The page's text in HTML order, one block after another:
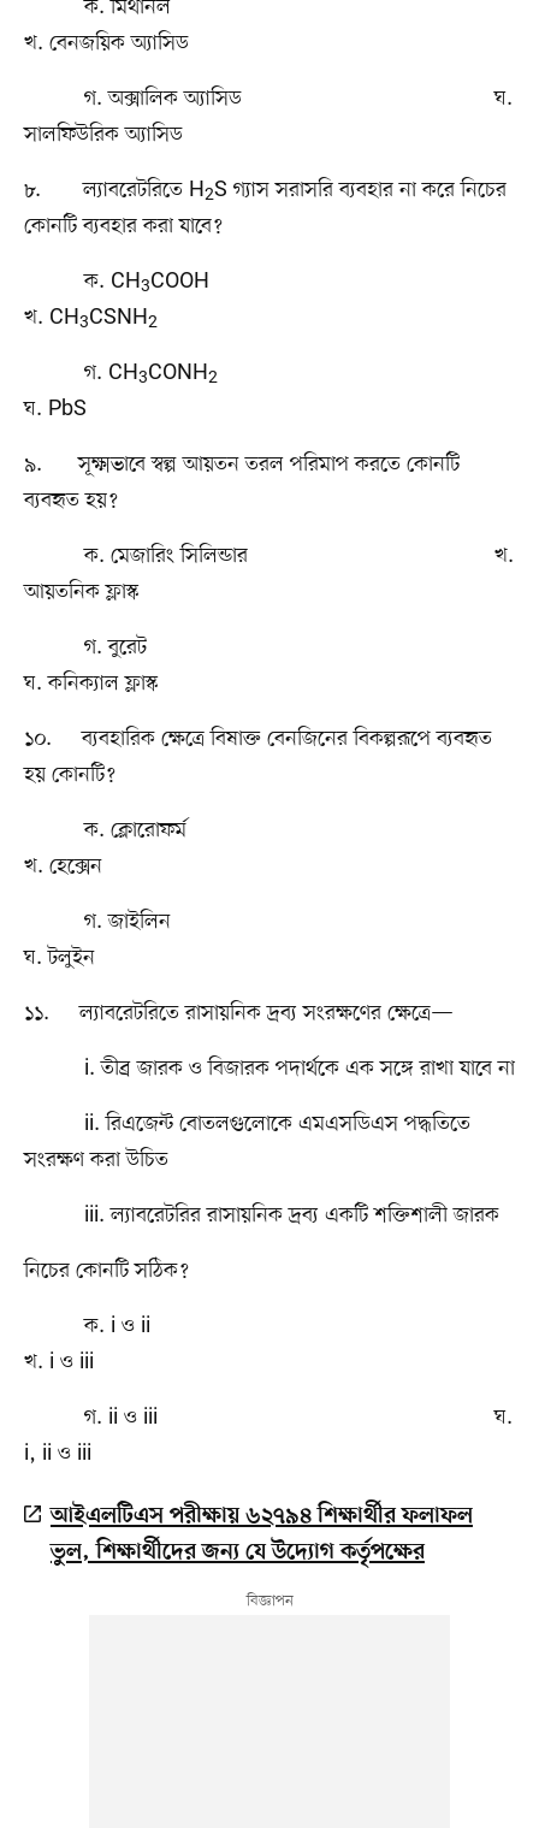
ক. মিথানল
খ. বেনজয়িক অ্যাসিড
গ. অক্সালিক অ্যাসিড ঘ.
সালফিউরিক অ্যাসিড
৮. ল্যাবরেটরিতে H2S গ্যাস সরাসরি ব্যবহার না করে নিচের
কোনটি ব্যবহার করা যাবে?
ক. CH3COOH
খ. CH3CSNH2
গ. CH3CONH2
ঘ. PbS
৯. সূক্ষ্মভাবে স্বল্প আয়তন তরল পরিমাপ করতে কোনটি
ব্যবহৃত হয়?
ক. মেজারিং সিলিন্ডার খ.
আয়তনিক ফ্লাস্ক
গ. বুরেট
ঘ. কনিক্যাল ফ্লাস্ক
১০. ব্যবহারিক ক্ষেত্রে বিষাক্ত বেনজিনের বিকল্পরূপে ব্যবহৃত
হয় কোনটি?
ক. ক্লোরোফর্ম
খ. হেক্সেন
গ. জাইলিন
ঘ. টলুইন
১১. ল্যাবরেটরিতে রাসায়নিক দ্রব্য সংরক্ষণের ক্ষেত্রে—
i. তীব্র জারক ও বিজারক পদার্থকে এক সঙ্গে রাখা যাবে না
ii. রিএজেন্ট বোতলগুলোকে এমএসডিএস পদ্ধতিতে
সংরক্ষণ করা উচিত
iii. ল্যাবরেটরির রাসায়নিক দ্রব্য একটি শক্তিশালী জারক
নিচের কোনটি সঠিক?
ক. i ও ii
খ. i ও iii
গ. ii ও iii ঘ.
i, ii ও iii
আইএলটিএস পরীক্ষায় ৬২৭৯৪ শিক্ষার্থীর ফলাফল
ভুল, শিক্ষার্থীদের জন্য যে উদ্যোগ কর্তৃপক্ষের